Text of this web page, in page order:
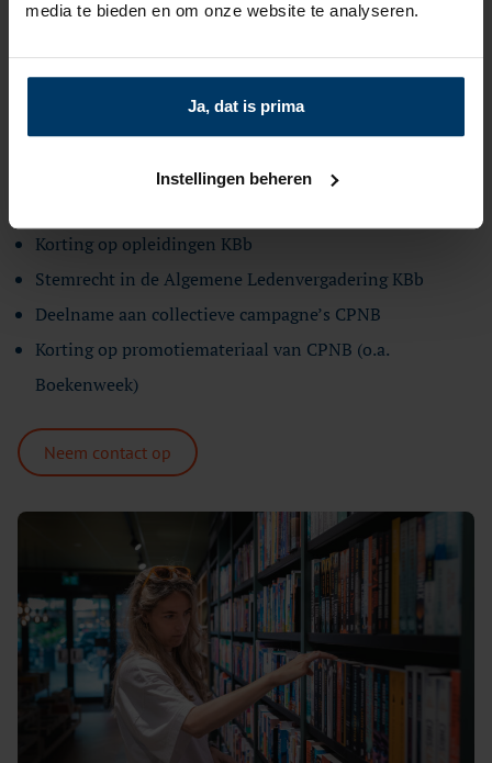
media te bieden en om onze website te analyseren.
Ja, dat is prima
Instellingen beheren
informatie over het lidmaatschap en aanmeldformulieren.
Voordelen van het lidmaatschap:
Belangenbehartiging in Nederland en Europa
Verkoop en inname van de Boekenbon
Korting op opleidingen KBb
Stemrecht in de Algemene Ledenvergadering KBb
Deelname aan collectieve campagne’s CPNB
Korting op promotiemateriaal van CPNB (o.a.
Boekenweek)
Neem contact op